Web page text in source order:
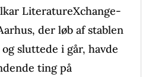
LiteratureXchange-
der løb af stablen
sluttede i går, havde
ting på